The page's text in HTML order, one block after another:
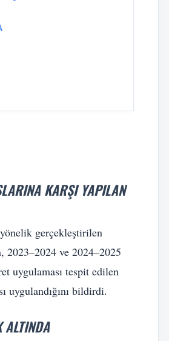
KARŞI YAPILAN
gerçekleştirilen
2023–2024 ve 2024–2025
uygulaması tespit edilen
uygulandığını bildirdi.
ALTINDA